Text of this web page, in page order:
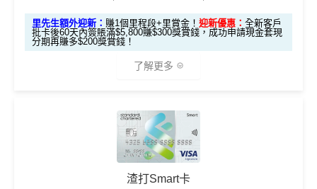
交租金
於商戶設定每月自動轉賬，並完成一次自動轉
3. Apple Pay及Google Pay簽賬享高達1
0%回贈，高達HK$500回贈
合資格客戶於發卡後首60天內憑卡簽賬消費或成功辦
理信用卡免息分期計劃滿HK$8,000或以上，當中透過
現有信用卡客戶批卡後30日內簽夠HK$100，送
額外500里賞金/HK$500🍎Apple Gift Card/超
MrMiles.hk/mpower-form
申請後記得盡快填form先有額外獎賞㗎！
≈ HK$1，可兌換FPS轉數快回贈！
4月17日或之前申請，填表呢邊：https://forms.gle/rPueeq
里先生額外迎新： 賺1個里程段+里賞金！ 迎新優惠： 全新客戶
批卡後60天內簽賬滿$5,800賺$300獎賞錢，成功申請現金套現
分期再賺多$200獎賞錢！
了解更多
滙豐 Red Card申請網址：MrMiles.hk/hsbc-red-apply
申請完填Form
MrMiles.hk/hsbc-red-for
渣打Smart卡